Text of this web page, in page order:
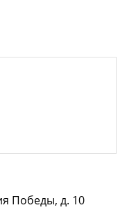
Победы, д. 10